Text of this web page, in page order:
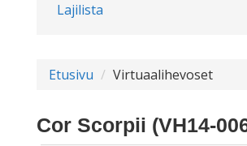
Lajilista
Etusivu Virtuaalihevoset
Cor Scorpii (VH14-